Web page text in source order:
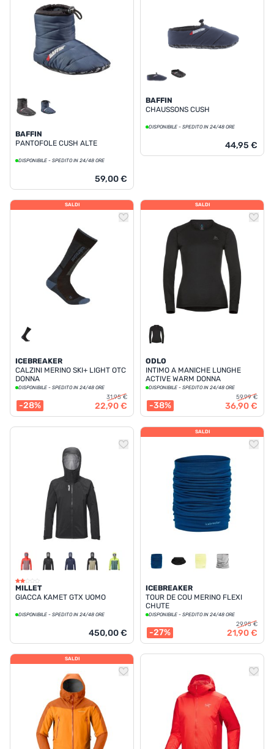
BAFFIN
PANTOFOLE CUSH ALTE
DISPONIBILE - SPEDITO IN 24/48 ORE
59,00 €
BAFFIN
CHAUSSONS CUSH
DISPONIBILE - SPEDITO IN 24/48 ORE
44,95 €
SALDI
ICEBREAKER
CALZINI MERINO SKI+ LIGHT OTC
DONNA
DISPONIBILE - SPEDITO IN 24/48 ORE
-28%
31,95 €
22,90 €
SALDI
ODLO
INTIMO A MANICHE LUNGHE
ACTIVE WARM DONNA
DISPONIBILE - SPEDITO IN 24/48 ORE
-38%
59,99 €
36,90 €
MILLET
GIACCA KAMET GTX UOMO
DISPONIBILE - SPEDITO IN 24/48 ORE
450,00 €
SALDI
ICEBREAKER
TOUR DE COU MERINO FLEXI
CHUTE
DISPONIBILE - SPEDITO IN 24/48 ORE
-27%
29,95 €
21,90 €
SALDI